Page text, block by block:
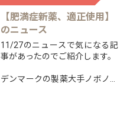
【肥満症新薬、適正使用】
のニュース
11/27のニュースで気になる記
事があったのでご紹介します。
デンマークの製薬大手ノボノル